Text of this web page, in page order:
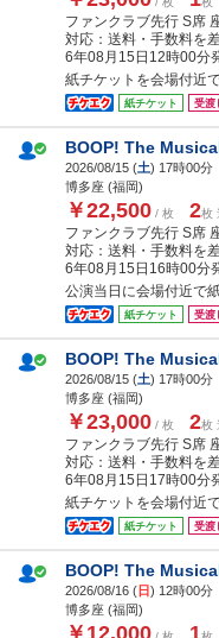
ファンクラブ先行 S席
対応：送料・手数料を
6年08月15日12時00分
紙チケットを会場付近
紙チケット 受渡
BOOP! The
2026/08/15 (土) 17時00分
博多座 (福岡)
￥22,500 / 枚 2枚
ファンクラブ先行 S席
対応：送料・手数料を
6年08月15日16時00分
公演当日に会場付近で
紙チケット 受渡
BOOP! The
2026/08/15 (土) 17時00分
博多座 (福岡)
￥23,000 / 枚 2枚
ファンクラブ先行 S席
対応：送料・手数料を
6年08月15日17時00分
紙チケットを会場付近
紙チケット 受渡
BOOP! The
2026/08/16 (日) 12時00分
博多座 (福岡)
￥12,000 1